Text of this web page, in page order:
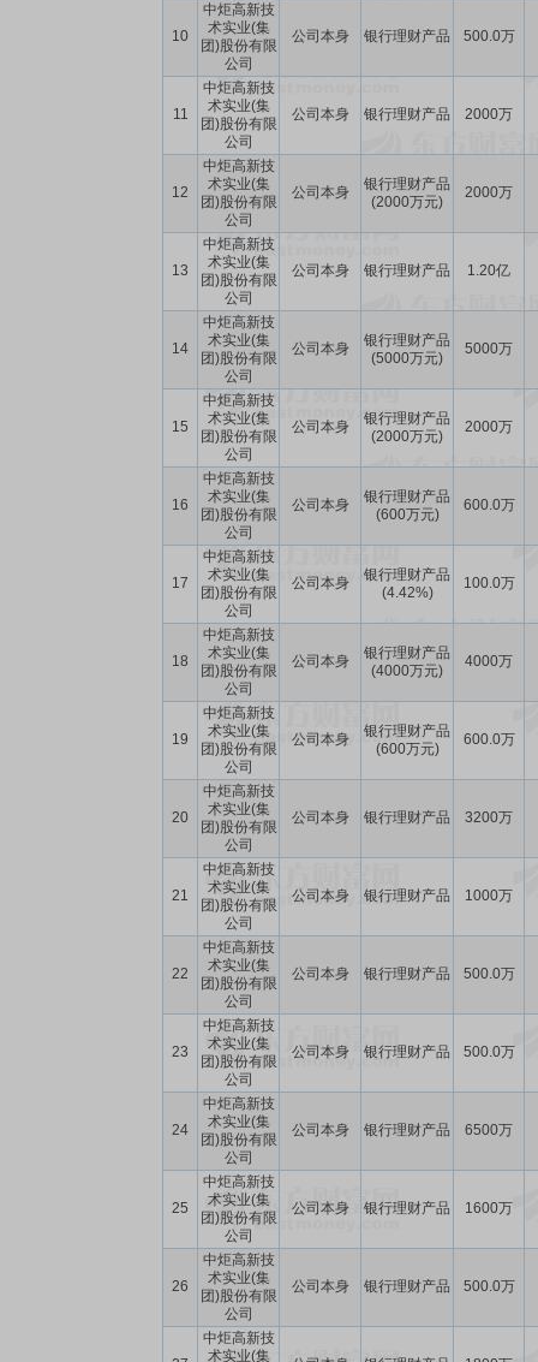
10
中炬高新技
术实业(集
团)股份有限
公司
公司本身 银行理财产品 500.0万
11
中炬高新技
术实业(集
团)股份有限
公司
公司本身 银行理财产品 2000万
12
中炬高新技
术实业(集
团)股份有限
公司
公司本身
银行理财产品
(2000万元)
2000万
13
中炬高新技
术实业(集
团)股份有限
公司
公司本身 银行理财产品 1.20亿
14
中炬高新技
术实业(集
团)股份有限
公司
公司本身
银行理财产品
(5000万元)
5000万
15
中炬高新技
术实业(集
团)股份有限
公司
公司本身
银行理财产品
(2000万元)
2000万
16
中炬高新技
术实业(集
团)股份有限
公司
公司本身
银行理财产品
(600万元)
600.0万
17
中炬高新技
术实业(集
团)股份有限
公司
公司本身
银行理财产品
(4.42%)
100.0万
18
中炬高新技
术实业(集
团)股份有限
公司
公司本身
银行理财产品
(4000万元)
4000万
19
中炬高新技
术实业(集
团)股份有限
公司
公司本身
银行理财产品
(600万元)
600.0万
20
中炬高新技
术实业(集
团)股份有限
公司
公司本身 银行理财产品 3200万
21
中炬高新技
术实业(集
团)股份有限
公司
公司本身 银行理财产品 1000万
22
中炬高新技
术实业(集
团)股份有限
公司
公司本身 银行理财产品 500.0万
23
中炬高新技
术实业(集
团)股份有限
公司
公司本身 银行理财产品 500.0万
24
中炬高新技
术实业(集
团)股份有限
公司
公司本身 银行理财产品 6500万
25
中炬高新技
术实业(集
团)股份有限
公司
公司本身 银行理财产品 1600万
26
中炬高新技
术实业(集
团)股份有限
公司
公司本身 银行理财产品 500.0万
中炬高新技
术实业(集